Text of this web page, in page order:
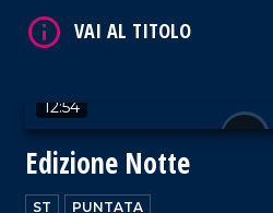
12:54
Edizione Notte
ST PUNTATA